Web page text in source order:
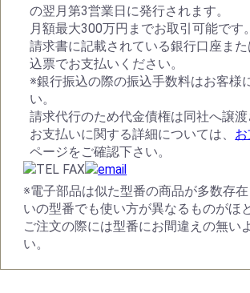
の翌月第3営業日に発行されます。
月額最大300万円までお取引可能です。
請求書に記載されている銀行口座ま
込票でお支払いください。
※銀行振込の際の振込手数料はお客様
い。
請求代行のため代金債権は同社へ譲渡
お支払いに関する詳細については、
ページをご確認下さい。
※電子部品は似た型番の商品が多数存
いの型番でも使い方が異なるものがほ
ご注文の際には型番にお間違えの無い
い。